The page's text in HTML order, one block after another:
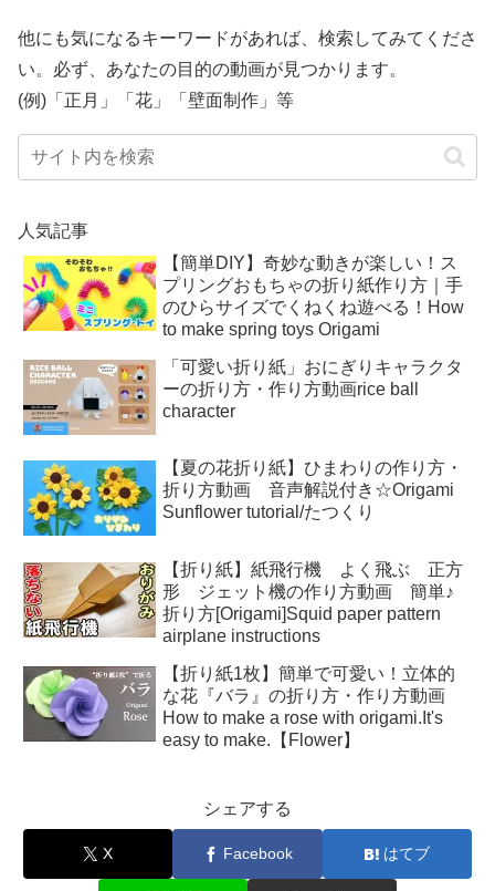
他にも気になるキーワードがあれば、検索してみてくださ
い。必ず、あなたの目的の動画が見つかります。
(例)「正月」「花」「壁面制作」等
人気記事
【簡単DIY】奇妙な動きが楽しい！ス
プリングおもちゃの折り紙作り方｜手
のひらサイズでくねくね遊べる！How
to make spring toys Origami
「可愛い折り紙」おにぎりキャラクタ
ーの折り方・作り方動画rice ball
character
【夏の花折り紙】ひまわりの作り方・
折り方動画 音声解説付き☆Origami
Sunflower tutorial/たつくり
【折り紙】紙飛行機 よく飛ぶ 正方
形 ジェット機の作り方動画 簡単♪
折り方[Origami]Squid paper pattern
airplane instructions
【折り紙1枚】簡単で可愛い！立体的
な花『バラ』の折り方・作り方動画
How to make a rose with origami.It's
easy to make.【Flower】
シェアする
X Facebook はてブ